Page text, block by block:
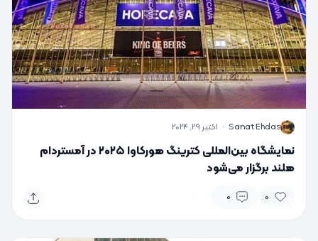
S
Sanat Ehdas
· اکتبر 29, 2024
نمایشگاه بین‌المللی کترینگ هورکاوا ۲۰۲۵ در آمستردام
هلند برگزار می‌شود
0
0